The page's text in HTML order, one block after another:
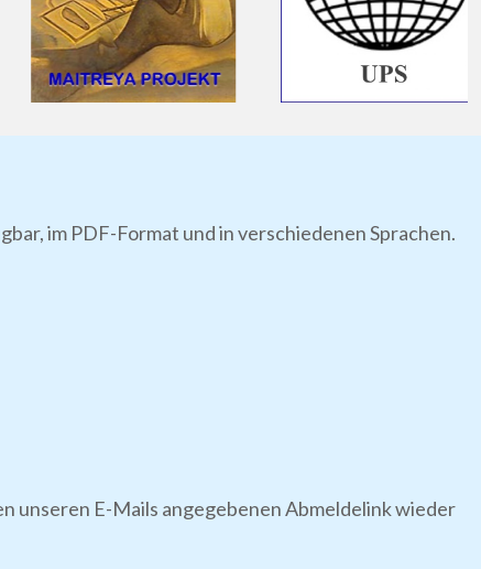
im PDF-Format und in verschiedenen Sprachen.
unseren E-Mails angegebenen Abmeldelink wieder